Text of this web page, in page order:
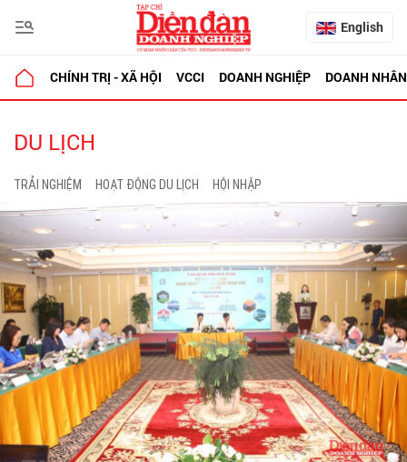
English
CHÍNH TRỊ - XÃ HỘI VCCI DOANH NGHIỆP DOANH NHÂN
DU LỊCH
TRẢI NGHIỆM HOẠT ĐỘNG DU LỊCH HỘI NHẬP